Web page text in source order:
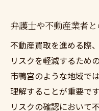
弁護士や不動産業者
不動産買取を進める際
リスクを軽減するため
市鴨宮のような地域で
理解することが重要で
リスクの確認において